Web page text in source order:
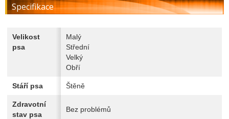
Specifikace
Velikost
psa
Malý
Střední
Velký
Obří
Stáří psa Štěně
Zdravotní
stav psa
Bez problémů